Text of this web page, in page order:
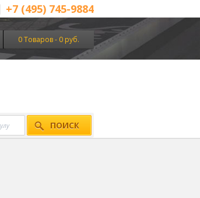
+7 (495) 745-9884
0 Товаров - 0 руб.
ПОИСК